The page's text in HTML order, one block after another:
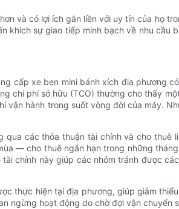
và có lợi ích gắn liền với uy tín của họ
sự giao tiếp minh bạch về nhu cầu
cấp xe ben mini bánh xích địa phương
chi phí sở hữu (TCO) thường cho thấy
hành trong suốt vòng đời của máy.
các thỏa thuận tài chính và cho
— cho thuê ngắn hạn trong những
chính này giúp các nhóm tránh được
thực hiện tại địa phương, giúp giảm
ngừng hoạt động do chờ đợi vận